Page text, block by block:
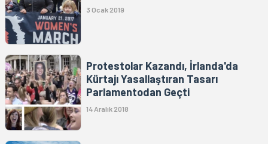
3 Ocak 2019
Protestolar Kazandı, İrlanda'da
Kürtajı Yasallaştıran Tasarı
Parlamentodan Geçti
14 Aralık 2018